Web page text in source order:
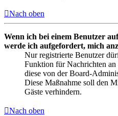
Nach oben
Wenn ich bei einem Benutzer
werde ich aufgefordert, mich
Nur registrierte Benutzer
Funktion für Nachrichten an
diese von der Board-
Diese Maßnahme soll den
Gäste verhindern.
Nach oben